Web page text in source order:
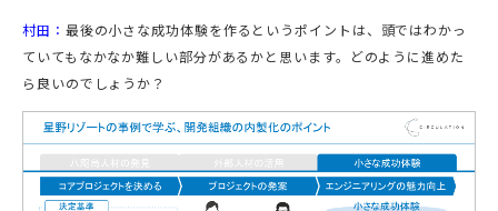
村田： 最後の小さな成功体験を作るというポイントは、頭ではわかっ
ていてもなかなか難しい部分があるかと思います。どのように進めた
ら良いのでしょうか？